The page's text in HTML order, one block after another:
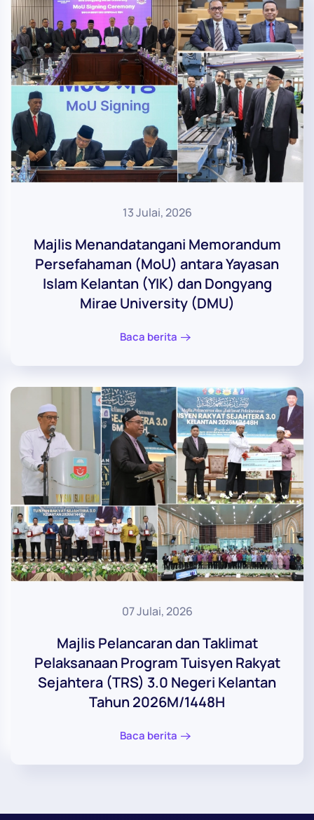
13 Julai, 2026
Majlis Menandatangani Memorandum
Persefahaman (MoU) antara Yayasan
Islam Kelantan (YIK) dan Dongyang
Mirae University (DMU)
Baca berita
07 Julai, 2026
Majlis Pelancaran dan Taklimat
Pelaksanaan Program Tuisyen Rakyat
Sejahtera (TRS) 3.0 Negeri Kelantan
Tahun 2026M/1448H
Baca berita